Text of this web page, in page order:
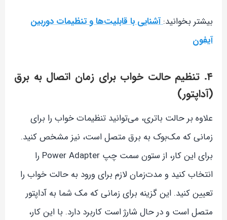
بیشتر بخوانید:آشنایی با قابلیت‌ها و تنظیمات دوربین
آیفون
۴. تنظیم حالت خواب برای زمان اتصال به برق
(آداپتور)
علاوه بر حالت باتری، می‌توانید تنظیمات خواب را برای
زمانی که مک‌بوک به برق متصل است، نیز مشخص کنید.
برای این کار، از ستون سمت چپ Power Adapter را
انتخاب کنید و مدت‌زمان لازم برای ورود به حالت خواب را
تعیین کنید. این گزینه برای زمانی که مک شما به آداپتور
متصل است و در حال شارژ است کاربرد دارد. با این کار،